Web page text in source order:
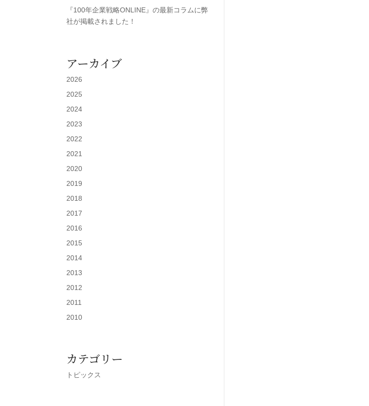
『100年企業戦略ONLINE』の最新コラムに弊
社が掲載されました！
アーカイブ
2026
2025
2024
2023
2022
2021
2020
2019
2018
2017
2016
2015
2014
2013
2012
2011
2010
カテゴリー
トピックス